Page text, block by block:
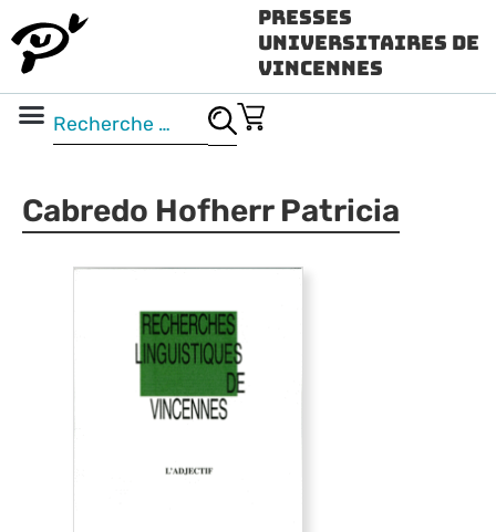
Presses
Universitaires de
Vincennes
Cabredo Hofherr Patricia